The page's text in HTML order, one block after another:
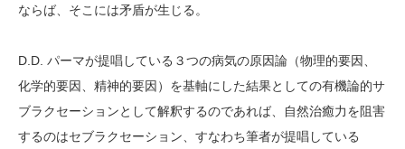
ならば、そこには矛盾が生じる。
D.D. パーマが提唱している３つの病気の原因論（物理的要因、
化学的要因、精神的要因）を基軸にした結果としての有機論的サ
ブラクセーションとして解釈するのであれば、自然治癒力を阻害
するのはセブラクセーション、すなわち筆者が提唱している